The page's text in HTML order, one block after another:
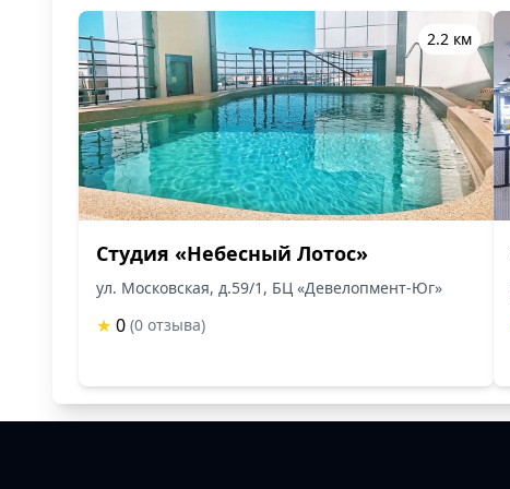
2.2 км
Студия «Небесный Лотос»
ул. Московская, д.59/1, БЦ «Девелопмент-Юг»
★ 0 (0 отзыва)